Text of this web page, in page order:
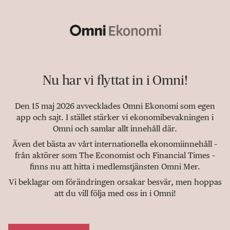
Nu har vi flyttat in i Omni!
Den 15 maj 2026 avvecklades Omni Ekonomi som egen
app och sajt. I stället stärker vi ekonomibevakningen i
Omni och samlar allt innehåll där.
Även det bästa av vårt internationella ekonomiinnehåll –
från aktörer som The Economist och Financial Times –
finns nu att hitta i medlemstjänsten Omni Mer.
Vi beklagar om förändringen orsakar besvär, men hoppas
att du vill följa med oss in i Omni!